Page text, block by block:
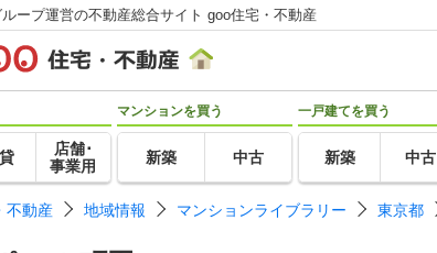
ループ運営の不動産総合サイト goo住宅・不動産
店舗･
事業用
マンションを買う
新築 中古
一戸建てを買う
新築 中古
不動産 地域情報 マンションライブラリー 東京都